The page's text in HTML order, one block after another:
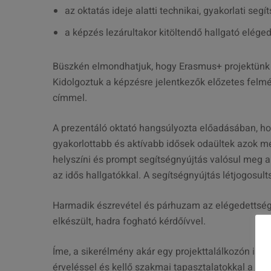
az oktatás ideje alatti technikai, gyakorlati
a képzés lezárultakor kitöltendő hallgató
Büszkén elmondhatjuk, hogy Erasmus+
Kidolgoztuk a képzésre jelentkezők előzetes
címmel.
A prezentáló oktató hangsúlyozta előadásában,
gyakorlottabb és aktívabb idősek odaültek azok
helyszíni és prompt segítségnyújtás valósul meg
az idős hallgatókkal. A segítségnyújtás
Harmadik észrevétel és párhuzam az
elkészült, hadra fogható kérdőívvel.
Íme, a sikerélmény akár egy projekttalálkozón is
érveléssel és kellő szakmai tapasztalatokkal a